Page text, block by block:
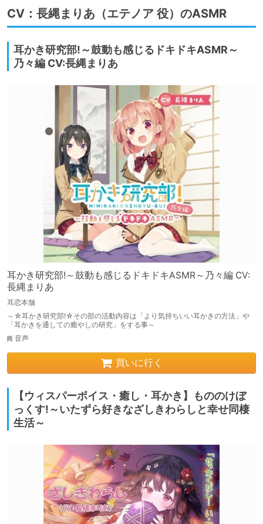
CV：長縄まりあ（エテノア 役）のASMR
耳かき研究部!～鼓動も感じるドキドキASMR～
乃々編 CV:長縄まりあ
耳かき研究部!～鼓動も感じるドキドキASMR～乃々編 CV:
長縄まりあ
耳恋本舗
～☆耳かき研究部!☆その部の活動内容は「より気持ちいい耳かきの方法」や
「耳かきを通しての癒やしの研究」をする事～
音声
買いに行く
【ウィスパーボイス・癒し・耳かき】もののけぼ
っくす!～いたずら好きなざしきわらしと幸せ同棲
生活～